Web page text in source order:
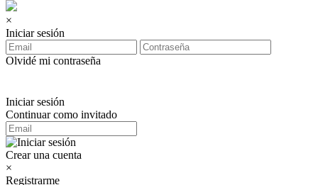
×
Iniciar sesión
Olvidé mi contraseña
Iniciar sesión
Continuar como invitado
Crear una cuenta
×
Registrarme